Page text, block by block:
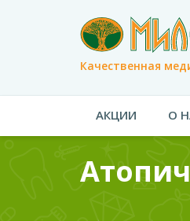
Качественная
АКЦИИ О